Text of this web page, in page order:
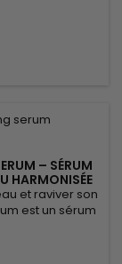
C et E
nourrissante
la...
– SÉRUM
HARMONISÉE
et raviver son
est un sérum